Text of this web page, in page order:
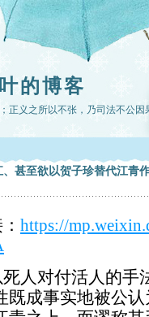
的博客
正义之所以不张，乃司法不公因
甚至欲以贺子珍替代江青
https://
人对付活人的手
既成事实地被公